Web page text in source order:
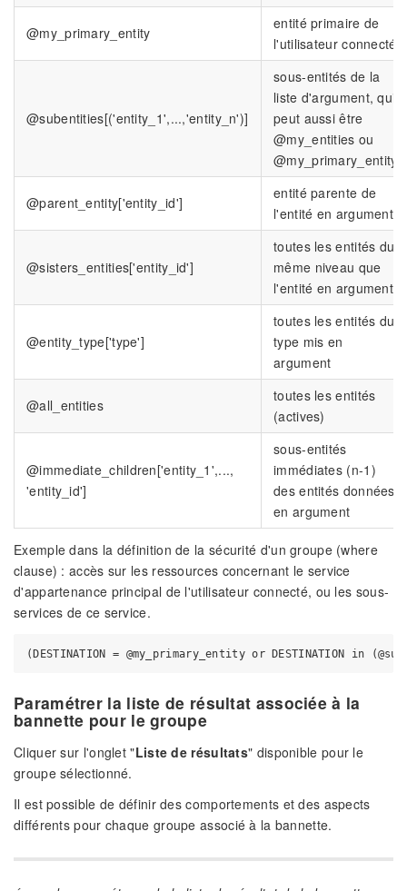
@my_primary_entity
entité primaire de
l'utilisateur connecté
@subentities[('entity_1',...,'entity_n')]
sous-entités de la
liste d'argument, qui
peut aussi être
@my_entities ou
@my_primary_entity
@parent_entity['entity_id']
entité parente de
l'entité en argument
@sisters_entities['entity_id']
toutes les entités du
même niveau que
l'entité en argument
@entity_type['type']
toutes les entités du
type mis en
argument
@all_entities
toutes les entités
(actives)
@immediate_children['entity_1',...,
'entity_id']
sous-entités
immédiates (n-1)
des entités données
en argument
Exemple dans la définition de la sécurité d'un groupe (where
clause) : accès sur les ressources concernant le service
d'appartenance principal de l'utilisateur connecté, ou les sous-
services de ce service.
Paramétrer la liste de résultat associée à la
bannette pour le groupe
Cliquer sur l'onglet "Liste de résultats" disponible pour le
groupe sélectionné.
Il est possible de définir des comportements et des aspects
différents pour chaque groupe associé à la bannette.